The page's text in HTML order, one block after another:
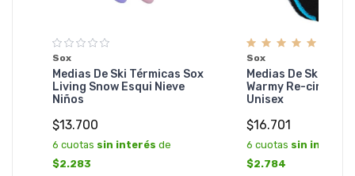
Sox
Medias De Ski Térmicas Sox
Living Snow Esqui Nieve
Niños
$13.700
6 cuotas sin interés de
$2.283
Sox
Medias De Ski
Warmy Re-
Unisex
$16.701
6 cuotas sin interés
$2.784